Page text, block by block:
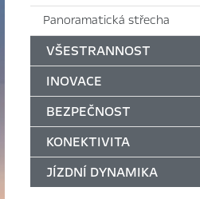
Panoramatická střecha
VŠESTRANNOST
INOVACE
BEZPEČNOST
KONEKTIVITA
JÍZDNÍ DYNAMIKA